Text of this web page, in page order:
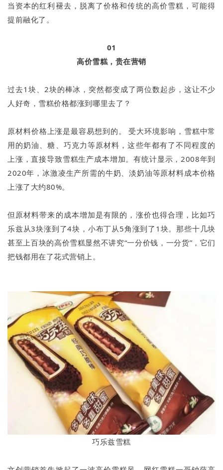
当资本的红利褪去，脱离了价格和传统的高价雪糕，可能得
提前融化了。
01
高价雪糕，贵在营销
过去1块、2块的棒冰，突然都变成了两位数起步，这让不少
人好奇，雪糕价格都涨到哪里去了？
原材料价格上涨是最容易想到的。 受大环境影响，雪糕中常
用的奶油、糖、巧克力等原材料，这些年都有了不同程度的
上涨，直接导致雪糕生产成本增加。有统计显示，2008年到
2020年，冰激凌生产所需的牛奶、淡奶油等原材料成本价格
上涨了大约80%。
但原材料带来的成本增加是有限的，涨价也得合理，比如巧
乐兹从3块涨到了4块，小布丁从5角涨到了1块。那些十几块
甚至上百块的高价雪糕显然不讲究“一分价钱，一分货”，它们
把钱都用在了花式营销上。
巧乐兹雪糕